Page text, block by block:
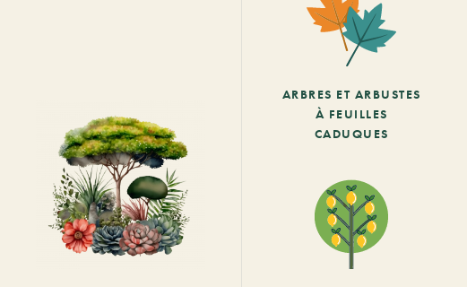
ARBRES ET ARBUSTES
À FEUILLES
CADUQUES